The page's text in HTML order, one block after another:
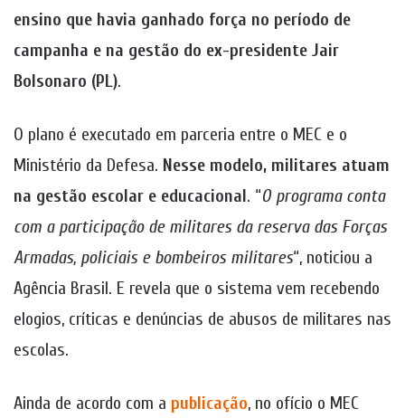
ensino que havia ganhado força no período de
campanha e na gestão do ex-presidente Jair
Bolsonaro (PL).
O plano é executado em parceria entre o MEC e o
Ministério da Defesa. Nesse modelo, militares atuam
na gestão escolar e educacional. “O programa conta
com a participação de militares da reserva das Forças
Armadas, policiais e bombeiros militares“, noticiou a
Agência Brasil. E revela que o sistema vem recebendo
elogios, críticas e denúncias de abusos de militares nas
escolas.
Ainda de acordo com a publicação, no ofício o MEC